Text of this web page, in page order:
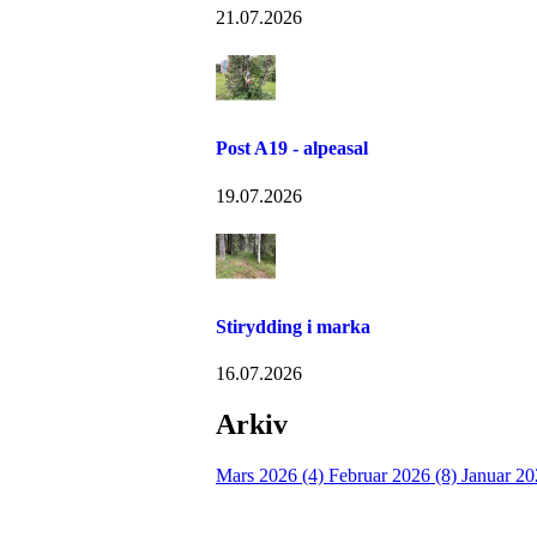
21.07.2026
Post A19 - alpeasal
19.07.2026
Stirydding i marka
16.07.2026
Arkiv
Mars 2026 (4) Februar 2026 (8) Januar